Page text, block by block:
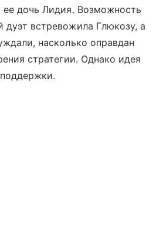
дочь Лидия. Возможность
дуэт встревожила Глюкозу, а
насколько оправдан
стратегии. Однако идея